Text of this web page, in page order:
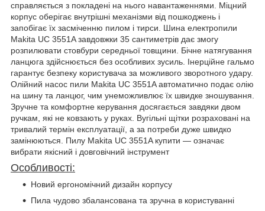
справляється з покладені на нього навантаженнями. Міцний
корпус оберігає внутрішні механізми від пошкоджень і
запобігає їх засміченню пилом і тирси. Шина електропили
Makita UC 3551A завдовжки 35 сантиметрів дає змогу
розпилювати стовбури середньої товщини. Бічне натягування
ланцюга здійснюється без особливих зусиль. Інерційне гальмо
гарантує безпеку користувача за можливого зворотного удару.
Олійний насос пили Makita UC 3551A автоматично подає олію
на шину та ланцюг, чим унеможливлює їх швидке зношування.
Зручне та комфортне керування досягається завдяки двом
ручкам, які не ковзають у руках. Вугільні щітки розраховані на
тривалий термін експлуатації, а за потреби дуже швидко
замінюються. Пилу Makita UC 3551A купити — означає
вибрати якісний і довговічний інструмент
Особливості:
Новий ергономічний дизайн корпусу
Пила чудово збалансована та зручна в користуванні